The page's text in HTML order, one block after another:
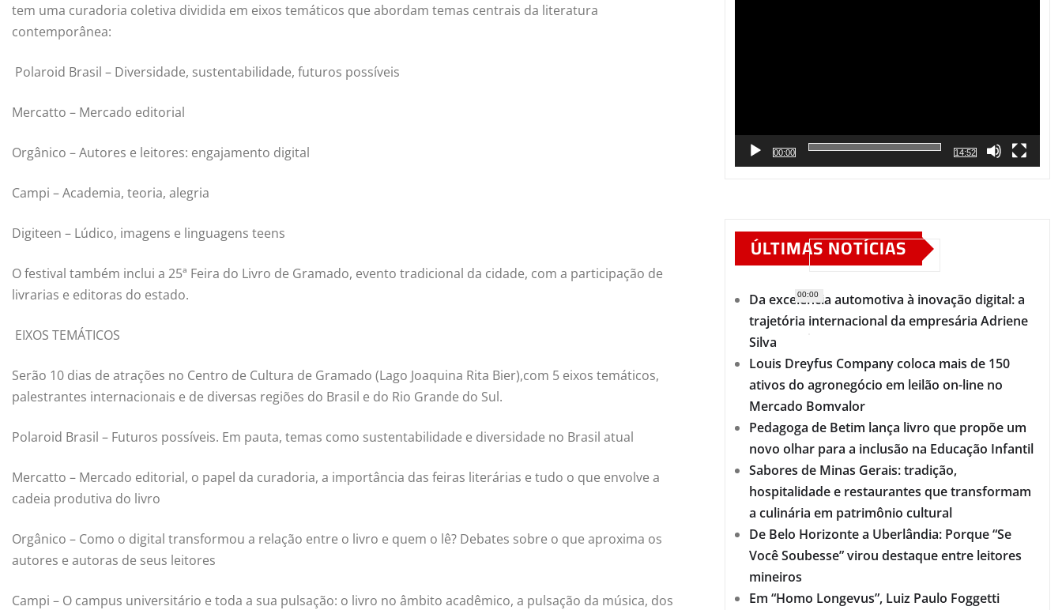
tem uma curadoria coletiva dividida em eixos temáticos que abordam temas centrais da literatura
contemporânea:
Polaroid Brasil – Diversidade, sustentabilidade, futuros possíveis
Mercatto – Mercado editorial
Orgânico – Autores e leitores: engajamento digital
Campi – Academia, teoria, alegria
Digiteen – Lúdico, imagens e linguagens teens
O festival também inclui a 25ª Feira do Livro de Gramado, evento tradicional da cidade, com a participação de
livrarias e editoras do estado.
EIXOS TEMÁTICOS
Serão 10 dias de atrações no Centro de Cultura de Gramado (Lago Joaquina Rita Bier),com 5 eixos temáticos,
palestrantes internacionais e de diversas regiões do Brasil e do Rio Grande do Sul.
Polaroid Brasil – Futuros possíveis. Em pauta, temas como sustentabilidade e diversidade no Brasil atual
Mercatto – Mercado editorial, o papel da curadoria, a importância das feiras literárias e tudo o que envolve a
cadeia produtiva do livro
Orgânico – Como o digital transformou a relação entre o livro e quem o lê? Debates sobre o que aproxima os
autores e autoras de seus leitores
Campi – O campus universitário e toda a sua pulsação: o livro no âmbito acadêmico, a pulsação da música, dos
00:00
00:00
14:52
ÚLTIMAS NOTÍCIAS
Da excelência automotiva à inovação digital: a
trajetória internacional da empresária Adriene
Silva
Louis Dreyfus Company coloca mais de 150
ativos do agronegócio em leilão on-line no
Mercado Bomvalor
Pedagoga de Betim lança livro que propõe um
novo olhar para a inclusão na Educação Infantil
Sabores de Minas Gerais: tradição,
hospitalidade e restaurantes que transformam
a culinária em patrimônio cultural
De Belo Horizonte a Uberlândia: Porque “Se
Você Soubesse” virou destaque entre leitores
mineiros
Em “Homo Longevus”, Luiz Paulo Foggetti